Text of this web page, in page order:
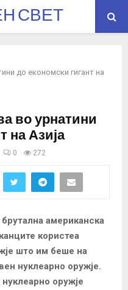
СВЕТ
до економски гигант на
во урнатини
на Азија
0 272
американска
користеа
што им беше на
нуклеарно оружје.
оружје